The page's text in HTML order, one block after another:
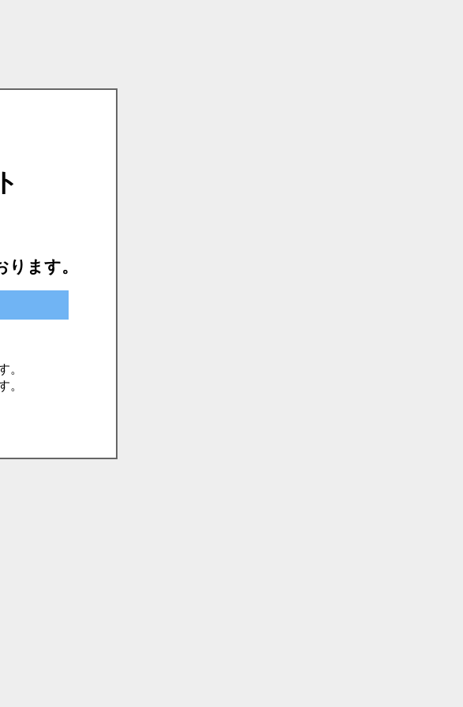
ます。
。
。